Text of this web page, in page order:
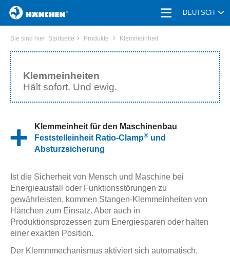
Sie sind hier: Startseite Produkte Klemmeinheit
Klemmeinheiten
Hält sofort. Und ewig.
Klemmeinheit für den Maschinenbau
Feststelleinheit Ratio-Clamp® und
Absturzsicherung
Ist die Sicherheit von Mensch und Maschine bei
Energieausfall oder Funktionsstörungen zu
gewährleisten, kommen Stangen-Klemmeinheiten von
Hänchen zum Einsatz. Aber auch in
Produktionsprozessen zum Energiesparen oder halten
einer exakten Position.
Der Klemmmechanismus aktiviert sich automatisch,
HOME
PRODUKTE
SONDERMASCHINENBAU
KLEMMEINHEIT
MASCHINENELEMENTE
DRUCKWANDLER & MEDIENTRENNER
UNTERNEHMEN | KARRIERE
ANWENDUNGEN
BRANCHE
DEUTSCH